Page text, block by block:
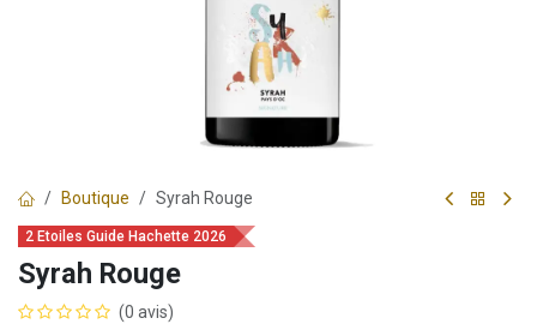
Boutique Syrah Rouge
2 Etoiles Guide Hachette 2026
Syrah Rouge
(0 avis)